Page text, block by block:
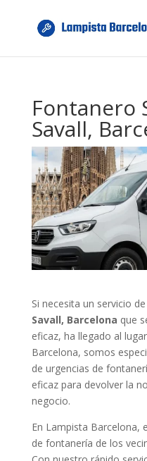
Fontanero
Savall,
Si necesita un servicio de
Savall, Barcelona que
eficaz, ha llegado al
Barcelona, somos
de urgencias de
eficaz para devolver la
negocio.
En Lampista Barcelona,
de fontanería de los